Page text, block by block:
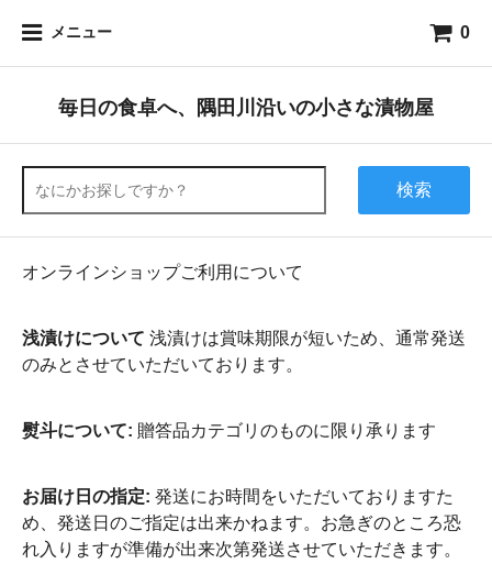
メニュー 0
毎日の食卓へ、隅田川沿いの小さな漬物屋
検索
オンラインショップご利用について
浅漬けについて 浅漬けは賞味期限が短いため、通常発送
のみとさせていただいております。
熨斗について: 贈答品カテゴリのものに限り承ります
お届け日の指定: 発送にお時間をいただいておりますた
め、発送日のご指定は出来かねます。お急ぎのところ恐
れ入りますが準備が出来次第発送させていただきます。